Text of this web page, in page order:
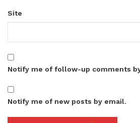
Site
Notify me of follow-up comments
Notify me of new posts by email.